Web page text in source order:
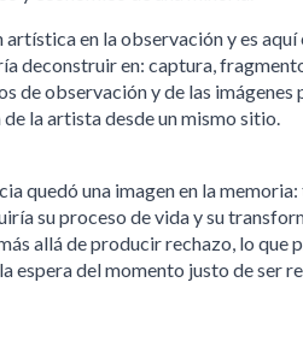
artística en la observación y es
deconstruir en: captura,
de observación y de las
la artista desde un mismo sitio.
quedó una imagen en la
su proceso de vida y su
allá de producir rechazo, lo que
espera del momento justo de ser